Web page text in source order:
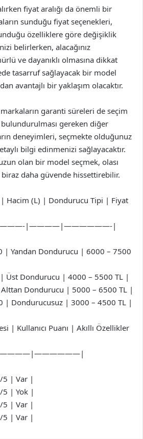
fiyat aralığı da önemli bir
sunduğu fiyat seçenekleri,
özelliklere göre değişiklik
belirlerken, alacağınız
ve dayanıklı olmasına dikkat
tasarruf sağlayacak bir model
avantajlı bir yaklaşım olacaktır.
markaların garanti süreleri de seçim
gereken diğer
deneyimleri, seçmekte olduğunuz
bilgi edinmenizi sağlayacaktır.
olan bir model seçmek, olası
biraz daha güvende hissettirebilir.
| Hacim (L) | Dondurucu Tipi | Fiyat
|————|——————-|
Yandan Dondurucu | 6000 – 7500
Dondurucu | 4000 – 5500 TL |
Dondurucu | 5000 – 6500 TL |
| Dondurucusuz | 3000 – 4500 TL |
| Kullanıcı Puanı | Akıllı Özellikler
5 | Var |
5 | Yok |
5 | Var |
5 | Var |